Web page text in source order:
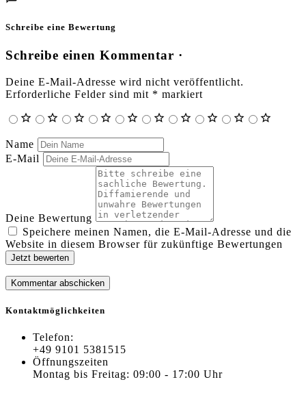
Schreibe eine Bewertung
Schreibe einen Kommentar ·
Deine E-Mail-Adresse wird nicht veröffentlicht.
Erforderliche Felder sind mit * markiert
Name
E-Mail
Deine Bewertung
Speichere meinen Namen, die E-Mail-Adresse und die
Website in diesem Browser für zukünftige Bewertungen
Jetzt bewerten
Kontaktmöglichkeiten
Telefon:
+49 9101 5381515
Öffnungszeiten
Montag bis Freitag: 09:00 - 17:00 Uhr